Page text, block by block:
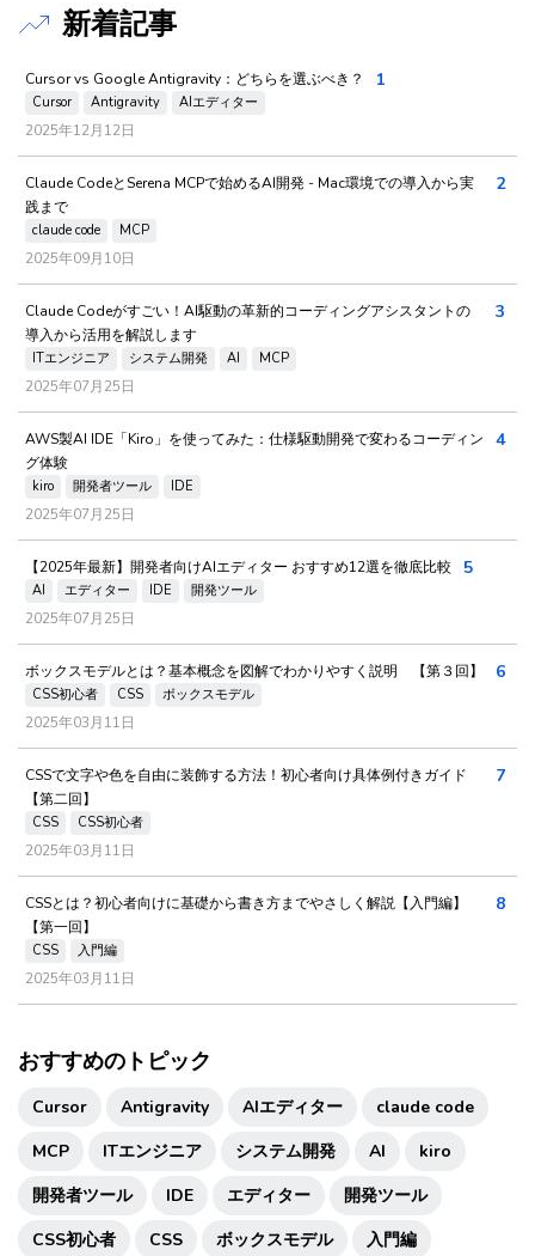
新着記事
Cursor vs Google Antigravity：どちらを選ぶべき？
Cursor Antigravity AIエディター
2025年12月12日
1
Claude CodeとSerena MCPで始めるAI開発 - Mac環境での導入から実
践まで
claude code MCP
2025年09月10日
2
Claude Codeがすごい！AI駆動の革新的コーディングアシスタントの
導入から活用を解説します
ITエンジニア システム開発 AI MCP
2025年07月25日
3
AWS製AI IDE「Kiro」を使ってみた：仕様駆動開発で変わるコーディン
グ体験
kiro 開発者ツール IDE
2025年07月25日
4
【2025年最新】開発者向けAIエディター おすすめ12選を徹底比較
AI エディター IDE 開発ツール
2025年07月25日
5
ボックスモデルとは？基本概念を図解でわかりやすく説明 【第３回】
CSS初心者 CSS ボックスモデル
2025年03月11日
6
CSSで文字や色を自由に装飾する方法！初心者向け具体例付きガイド
【第二回】
CSS CSS初心者
2025年03月11日
7
CSSとは？初心者向けに基礎から書き方までやさしく解説【入門編】
【第一回】
CSS 入門編
2025年03月11日
8
おすすめのトピック
Cursor Antigravity AIエディター
claude code
MCP
ITエンジニア システム開発 AI
kiro
開発者ツール
IDE エディター
開発ツール
CSS初心者
CSS ボックスモデル 入門編